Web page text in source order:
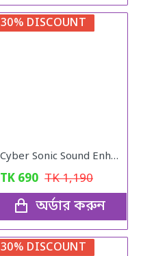
30% DISCOUNT
Cyber Sonic Sound Enhancer Hearing Aid
TK 690 TK1,190
অর্ডার করুন
30% DISCOUNT